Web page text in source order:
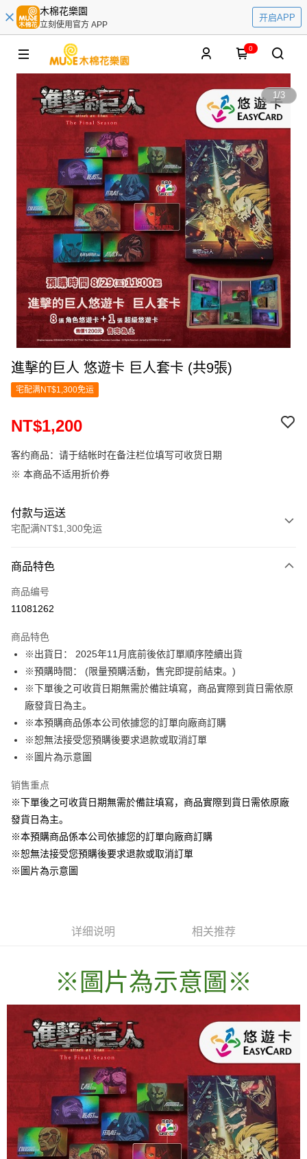
木棉花樂園
立刻使用官方 APP
开启APP
0
1/3
進擊的巨人 悠遊卡 巨人套卡 (共9張)
宅配满NT$1,300免运
NT$1,200
客约商品：请于结帐时在备注栏位填写可收货日期
※ 本商品不适用折价券
付款与运送
宅配满NT$1,300免运
信用卡一次付款
LINE Pay
悠遊付
Google Pay
ATM付款
运送方式
特殊材積-宅配
商品特色
商品编号
11081262
商品特色
※出貨日： 2025年11月底前後依訂單順序陸續出貨
※預購時間： (限量預購活動，售完即提前結束。)
※下單後之可收貨日期無需於備註填寫，商品實際到貨日需依原
廠發貨日為主。
※本預購商品係本公司依據您的訂單向廠商訂購
※恕無法接受您預購後要求退款或取消訂單
※圖片為示意圖
销售重点
※下單後之可收貨日期無需於備註填寫，商品實際到貨日需依原廠
發貨日為主。
※本預購商品係本公司依據您的訂單向廠商訂購
※恕無法接受您預購後要求退款或取消訂單
※圖片為示意圖
详细说明 相关推荐
※圖片為示意圖※